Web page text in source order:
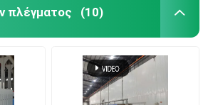
πλέγματος (10)